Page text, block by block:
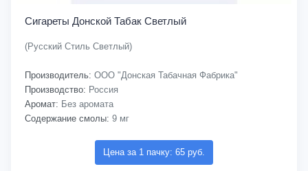
Сигареты Донской Табак Светлый
(Русский Стиль Светлый)
Производитель: ООО "Донская Табачная Фабрика"
Производство: Россия
Аромат: Без аромата
Содержание смолы: 9 мг
Цена за 1 пачку: 65 руб.